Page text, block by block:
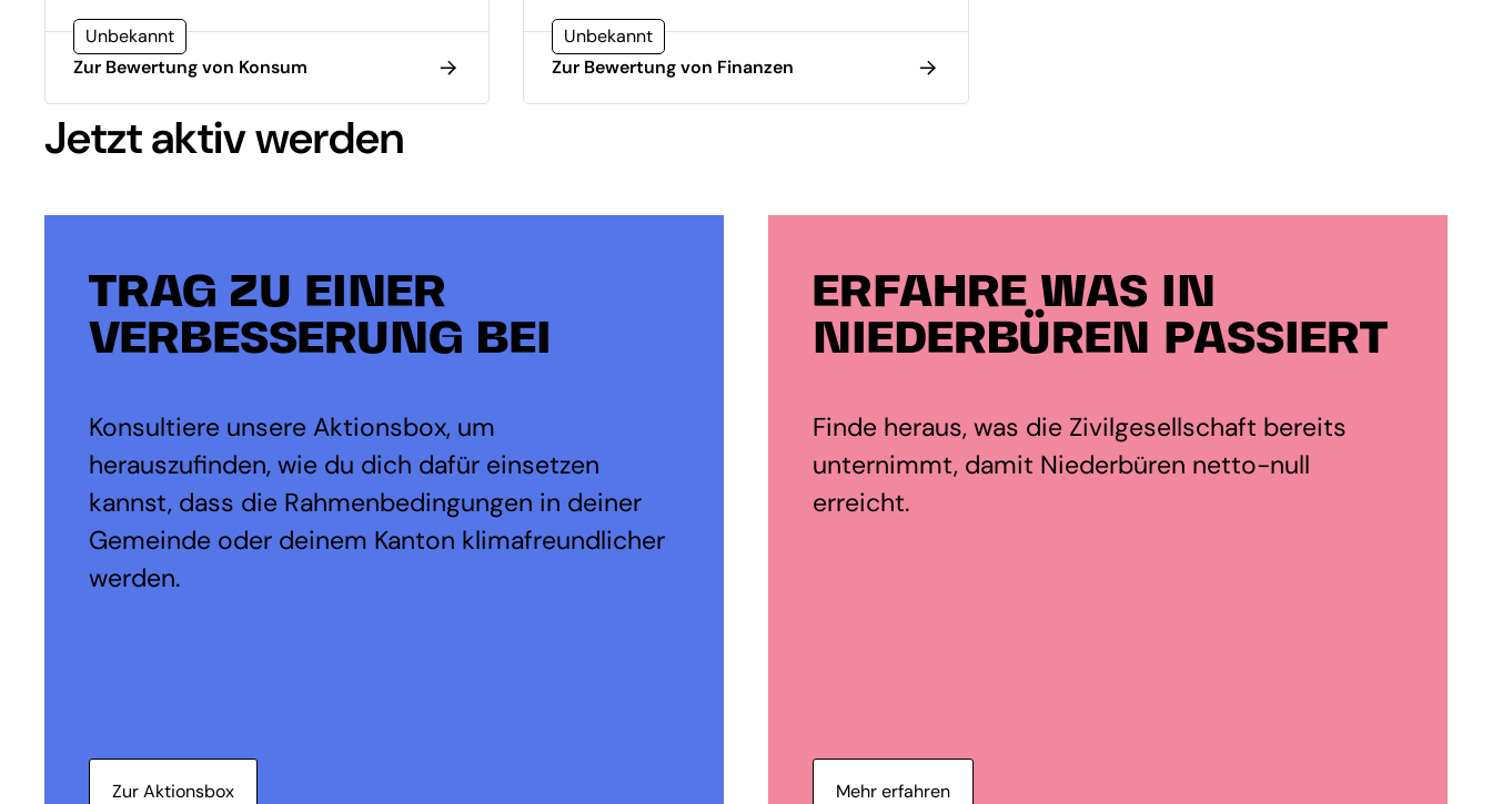
Unbekannt
Zur Bewertung von Konsum
Unbekannt
Zur Bewertung von Finanzen
Jetzt aktiv werden
TRAG ZU EINER
VERBESSERUNG BEI
Konsultiere unsere Aktionsbox, um
herauszufinden, wie du dich dafür einsetzen
kannst, dass die Rahmenbedingungen in deiner
Gemeinde oder deinem Kanton klimafreundlicher
werden.
Zur Aktionsbox
ERFAHRE WAS IN
NIEDERBÜREN PASSIERT
Finde heraus, was die Zivilgesellschaft bereits
unternimmt, damit Niederbüren netto-null
erreicht.
Mehr erfahren